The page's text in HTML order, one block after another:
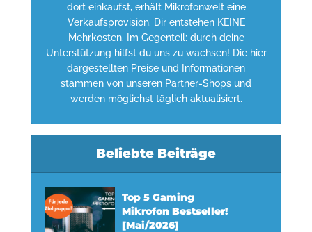
dort einkaufst, erhält Mikrofonwelt eine
Verkaufsprovision. Dir entstehen KEINE
Mehrkosten. Im Gegenteil: durch deine
Unterstützung hilfst du uns zu wachsen! Die hier
dargestellten Preise und Informationen
stammen von unseren Partner-Shops und
werden möglichst täglich aktualisiert.
Beliebte Beiträge
Top 5 Gaming
Mikrofon Bestseller!
[Mai/2026]